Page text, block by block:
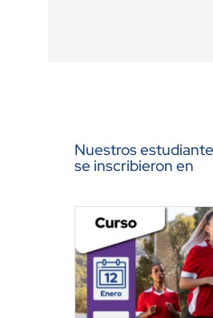
Nuestros
se inscribieron en